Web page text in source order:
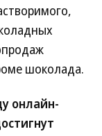
шоколада.
онлайн-